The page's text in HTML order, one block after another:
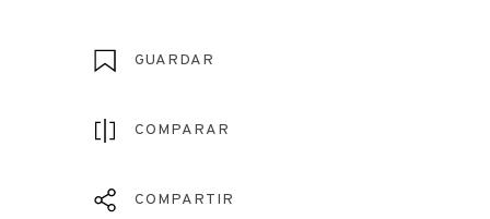
GUARDAR
COMPARAR
COMPARTIR